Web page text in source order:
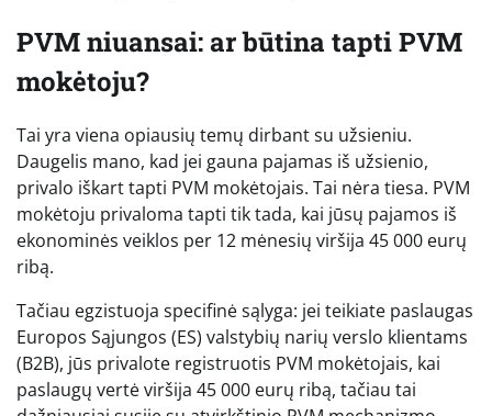
PVM niuansai: ar būtina tapti PVM
mokėtoju?
Tai yra viena opiausių temų dirbant su užsieniu.
Daugelis mano, kad jei gauna pajamas iš užsienio,
privalo iškart tapti PVM mokėtojais. Tai nėra tiesa. PVM
mokėtoju privaloma tapti tik tada, kai jūsų pajamos iš
ekonominės veiklos per 12 mėnesių viršija 45 000 eurų
ribą.
Tačiau egzistuoja specifinė sąlyga: jei teikiate paslaugas
Europos Sąjungos (ES) valstybių narių verslo klientams
(B2B), jūs privalote registruotis PVM mokėtojais, kai
paslaugų vertė viršija 45 000 eurų ribą, tačiau tai